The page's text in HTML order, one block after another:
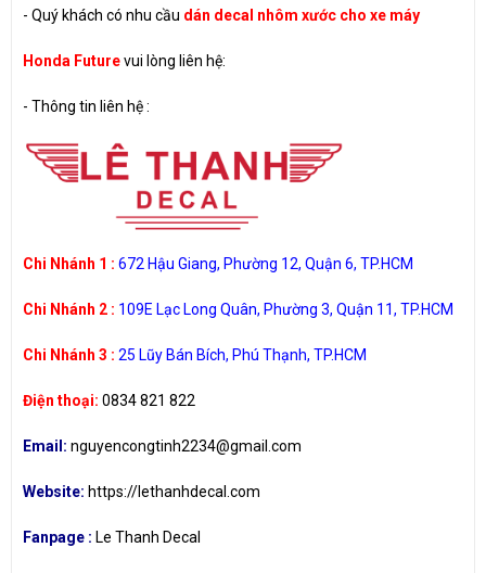
- Quý khách có nhu cầu dán decal nhôm xước cho xe máy
Honda Futurevui lòng liên hệ:
- Thông tin liên hệ :
Chi Nhánh 1 : 672 Hậu Giang, Phường 12, Quận 6, TP.HCM
Chi Nhánh 2 : 109E Lạc Long Quân, Phường 3, Quận 11, TP.HCM
Chi Nhánh 3 : 25 Lũy Bán Bích, Phú Thạnh, TP.HCM
Điện thoại: 0834 821 822
Email: nguyencongtinh2234@gmail.com
Website: https://lethanhdecal.com
Fanpage : Le Thanh Decal